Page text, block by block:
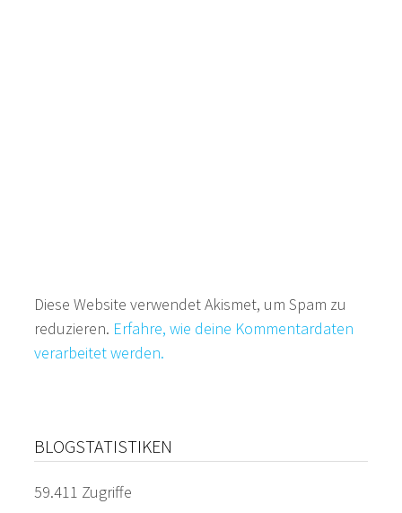
Diese Website verwendet Akismet, um Spam zu
reduzieren. Erfahre, wie deine Kommentardaten
verarbeitet werden.
BLOGSTATISTIKEN
59.411 Zugriffe